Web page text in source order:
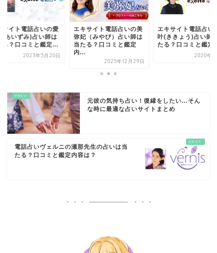
サイト電話占いの愛
(あいずみ)占い師は
る？口コミと鑑定...
2023年5月20日
エキサイト電話占いの美
弥妃（みやび）占い師は
当たる？口コミと鑑定
内...
2025年12月29日
エキサイト電話占い
叶(ききょう)占い師
たる？口コミと鑑定
2020年4
元彼の気持ち占い！復縁をしたい…そん
な時に最適な占いサイトまとめ
電話占いヴェルニの瀬那先生の占いは当
たる？口コミと鑑定内容は？